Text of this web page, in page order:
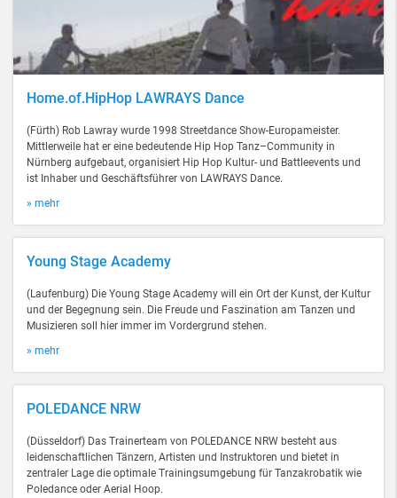
Home.of.HipHop LAWRAYS Dance
(Fürth) Rob Lawray wurde 1998 Streetdance Show-Europameister.
Mittlerweile hat er eine bedeutende Hip Hop Tanz–Community in
Nürnberg aufgebaut, organisiert Hip Hop Kultur- und Battleevents und
ist Inhaber und Geschäftsführer von LAWRAYS Dance.
» mehr
Young Stage Academy
(Laufenburg) Die Young Stage Academy will ein Ort der Kunst, der Kultur
und der Begegnung sein. Die Freude und Faszination am Tanzen und
Musizieren soll hier immer im Vordergrund stehen.
» mehr
POLEDANCE NRW
(Düsseldorf) Das Trainerteam von POLEDANCE NRW besteht aus
leidenschaftlichen Tänzern, Artisten und Instruktoren und bietet in
zentraler Lage die optimale Trainingsumgebung für Tanzakrobatik wie
Poledance oder Aerial Hoop.